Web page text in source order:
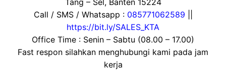
Tang – Sel, Banten 15224
Call / SMS / Whatsapp : 085771062589
https://bit.ly/SALES_KTA
Office Time : Senin – Sabtu (08.00 – 17.00)
Fast respon silahkan menghubungi kami pada jam
kerja